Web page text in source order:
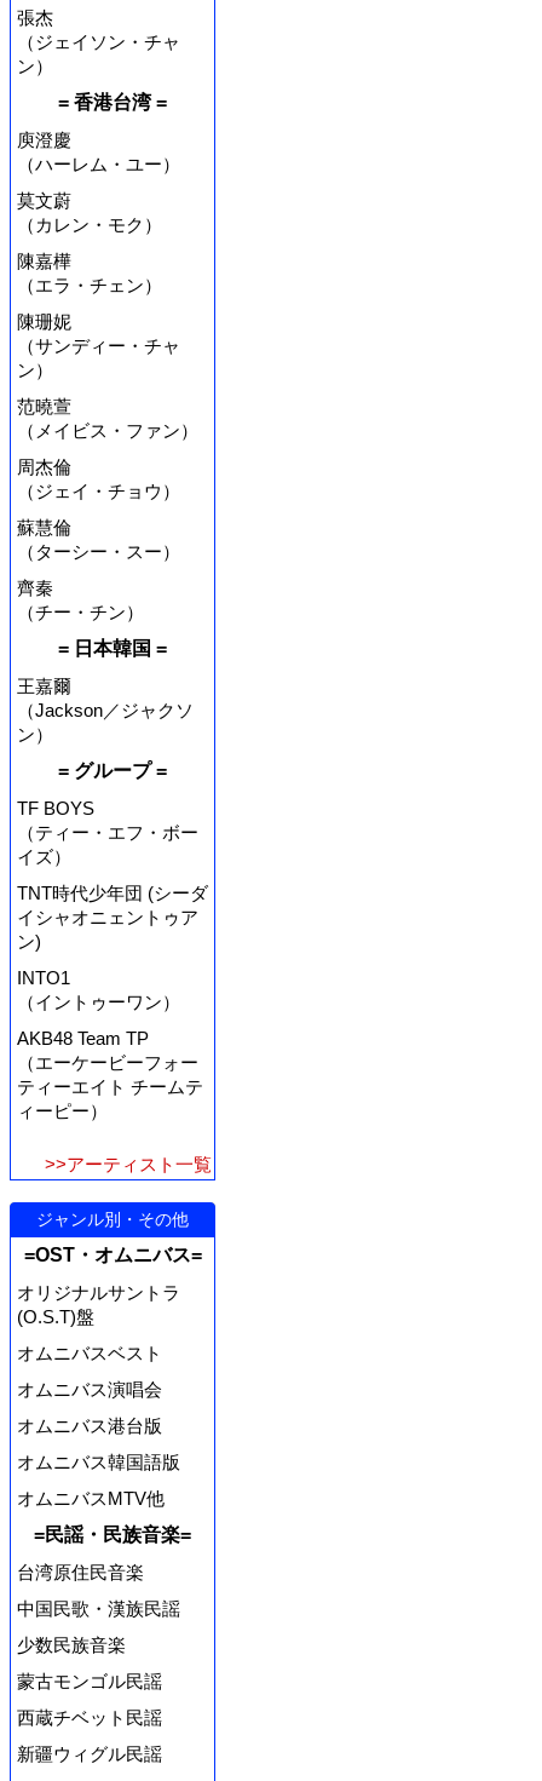
張杰
（ジェイソン・チャ
ン）
= 香港台湾 =
庾澄慶
（ハーレム・ユー）
莫文蔚
（カレン・モク）
陳嘉樺
（エラ・チェン）
陳珊妮
（サンディー・チャ
ン）
范曉萱
（メイビス・ファン）
周杰倫
（ジェイ・チョウ）
蘇慧倫
（ターシー・スー）
齊秦
（チー・チン）
= 日本韓国 =
王嘉爾
（Jackson／ジャクソ
ン）
= グループ =
TF BOYS
（ティー・エフ・ボー
イズ）
TNT時代少年団 (シーダ
イシャオニェントゥア
ン)
INTO1
（イントゥーワン）
AKB48 Team TP
（エーケービーフォー
ティーエイト チームテ
ィーピー）
>>アーティスト一覧
ジャンル別・その他
=OST・オムニバス=
オリジナルサントラ
(O.S.T)盤
オムニバスベスト
オムニバス演唱会
オムニバス港台版
オムニバス韓国語版
オムニバスMTV他
=民謡・民族音楽=
台湾原住民音楽
中国民歌・漢族民謡
少数民族音楽
蒙古モンゴル民謡
西蔵チベット民謡
新疆ウィグル民謡